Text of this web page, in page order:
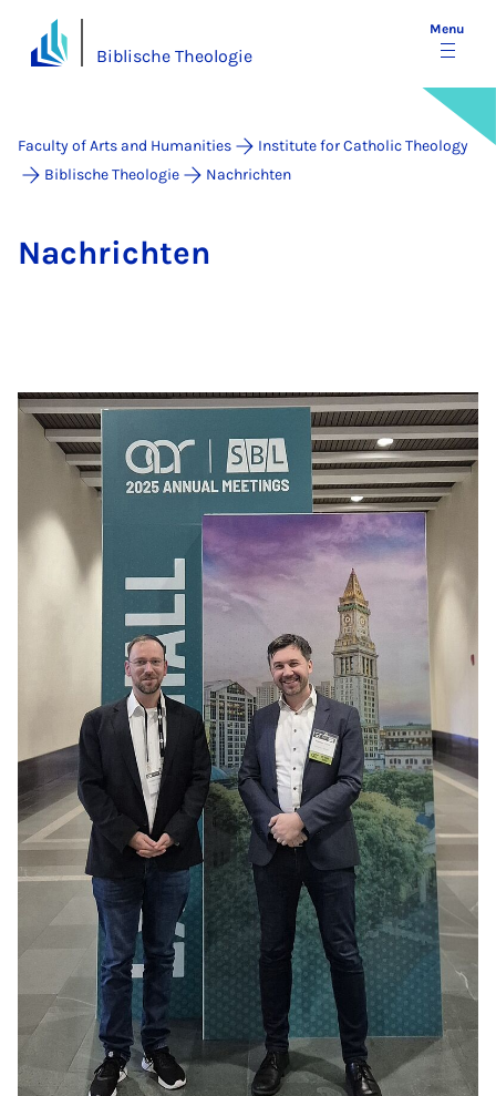
Biblische Theologie
Menu
Faculty of Arts and Humanities
Institute for Catholic Theology
Biblische Theologie
Nachrichten
Na­chricht­en